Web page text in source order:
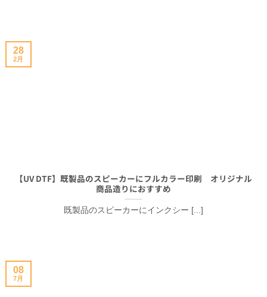
【UV DTF】既製品のスピーカーにフルカラー印刷 オリジナル
商品造りにおすすめ
既製品のスピーカーにインクシー [...]
28
2月
08
7月